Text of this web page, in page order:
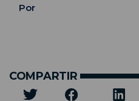
Por
COMPARTIR